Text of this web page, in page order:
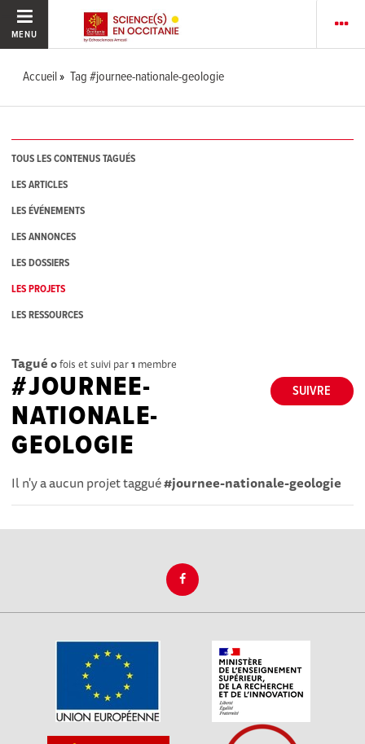
MENU
Accueil Tag #journee-nationale-geologie
TOUS LES CONTENUS TAGUÉS
LES ARTICLES
LES ÉVÉNEMENTS
LES ANNONCES
LES DOSSIERS
LES PROJETS
LES RESSOURCES
Tagué 0fois et suivi par1 membre
SUIVRE
#JOURNEE-
NATIONALE-
GEOLOGIE
Il n'y a aucun projet taggué#journee-nationale-geologie